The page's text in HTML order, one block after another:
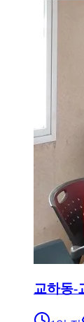
교하동-